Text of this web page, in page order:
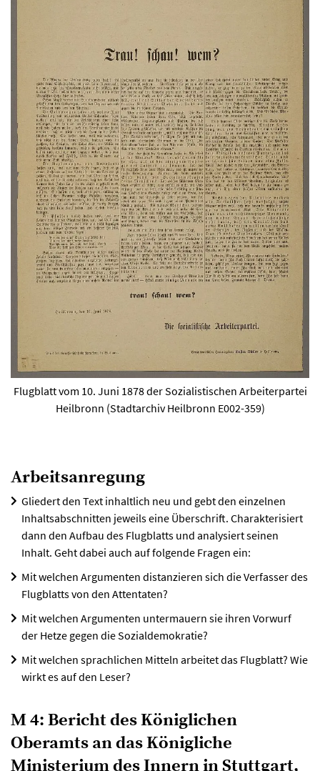
Flugblatt vom 10. Juni 1878 der Sozialistischen Arbeiterpartei
Heilbronn (Stadtarchiv Heilbronn E002-359)
Arbeitsanregung
Gliedert den Text inhaltlich neu und gebt den einzelnen
Inhaltsabschnitten jeweils eine Überschrift. Charakterisiert
dann den Aufbau des Flugblatts und analysiert seinen
Inhalt. Geht dabei auch auf folgende Fragen ein:
Mit welchen Argumenten distanzieren sich die Verfasser des
Flugblatts von den Attentaten?
Mit welchen Argumenten untermauern sie ihren Vorwurf
der Hetze gegen die Sozialdemokratie?
Mit welchen sprachlichen Mitteln arbeitet das Flugblatt? Wie
wirkt es auf den Leser?
M 4: Bericht des Königlichen
Oberamts an das Königliche
Ministerium des Innern in Stuttgart,